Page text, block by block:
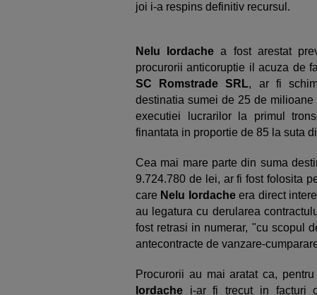
joi i-a respins definitiv recursul.
Nelu Iordache a fost arestat
procurorii anticoruptie il acuza de
SC Romstrade SRL, ar fi
destinatia sumei de 25 de
executiei lucrarilor la primul
finantata in proportie de 85 la suta
Cea mai mare parte din suma
9.724.780 de lei, ar fi fost folosita
care Nelu Iordacheera direct
au legatura cu derularea
fost retrasi in numerar, "cu scopul
antecontracte de vanzare-
Procurorii au mai aratat ca,
Iordache i-ar fi trecut in facturi